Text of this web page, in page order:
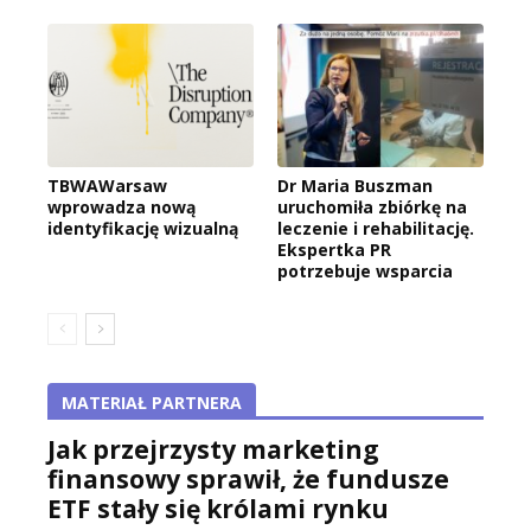
TBWAWarsaw
wprowadza nową
identyfikację wizualną
Dr Maria Buszman
uruchomiła zbiórkę na
leczenie i rehabilitację.
Ekspertka PR
potrzebuje wsparcia
MATERIAŁ PARTNERA
Jak przejrzysty marketing
finansowy sprawił, że fundusze
ETF stały się królami rynku